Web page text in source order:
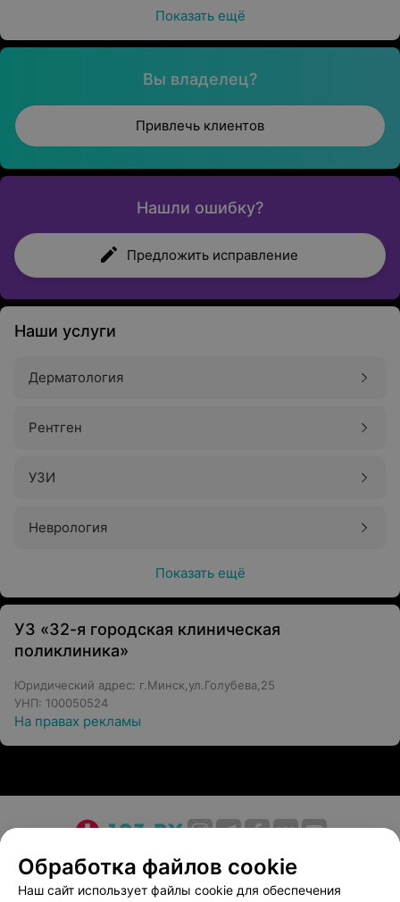
Показать ещё
Вы владелец?
Привлечь клиентов
Нашли ошибку?
Предложить исправление
Наши услуги
Дерматология
Рентген
УЗИ
Неврология
Показать ещё
УЗ «32-я городская клиническая
поликлиника»
Юридический адрес: г.Минск,ул.Голубева,25
УНП: 100050524
На правах рекламы
О проекте Новости проекта
Размещение рекламы
Медицинский маркетинг
Публичный договор
Обработка файлов cookie
Наш сайт использует файлы cookie для обеспечения